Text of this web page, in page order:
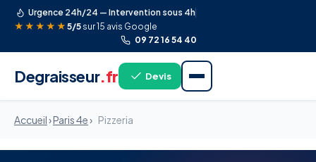
Urgence 24h/24 — Intervention sous 4h
★★★★★ 5/5 sur 15 avis Google
09 72 16 54 40
Degraisseur.fr Devis
Accueil›Paris 4e› Pizzeria